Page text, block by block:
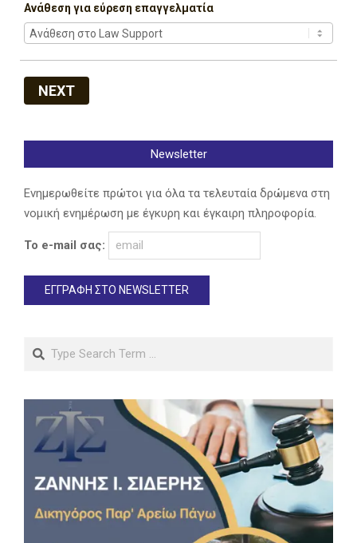
Ανάθεση για εύρεση επαγγελματία
NEXT
Newsletter
Ενημερωθείτε πρώτοι για όλα τα τελευταία δρώμενα στη
νομική ενημέρωση με έγκυρη και έγκαιρη πληροφορία.
Το e-mail σας:
Search